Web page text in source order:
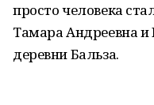
просто человека
Тамара Андреевна
деревни Бальза.